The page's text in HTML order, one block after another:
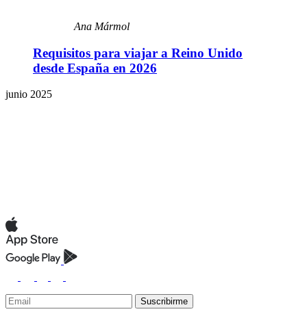
Ana Mármol
Requisitos para viajar a Reino Unido
desde España en 2026
junio 2025
Suscribirme